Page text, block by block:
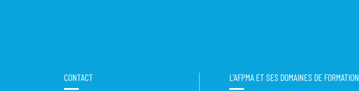
CONTACT L'AFPMA ET SES DOMAINES DE FORMATION